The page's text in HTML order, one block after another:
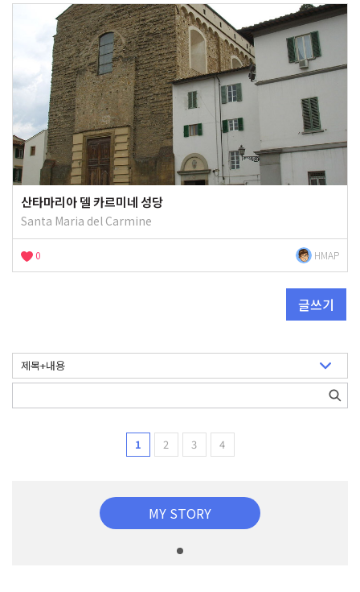
산타마리아 델 카르미네 성당
Santa Maria del Carmine
0 HMAP
글쓰기
1 2 3 4
MY STORY